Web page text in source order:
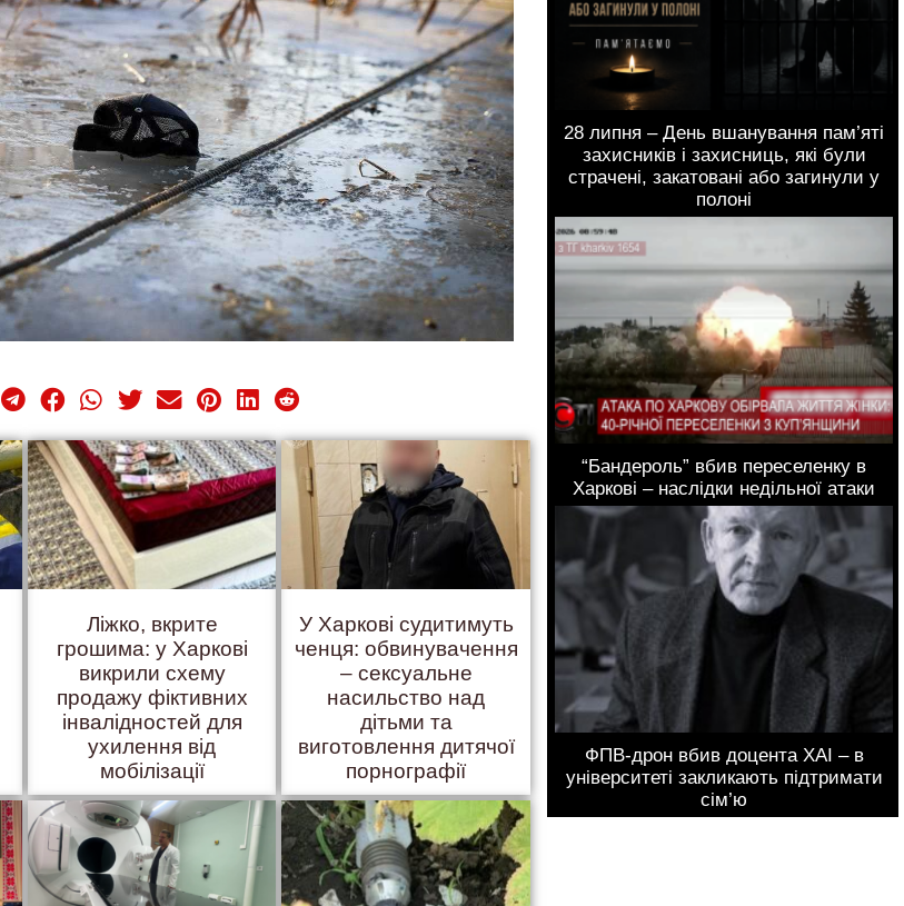
Ліжко, вкрите
грошима: у Харкові
викрили схему
продажу фіктивних
інвалідностей для
ухилення від
мобілізації
У Харкові судитимуть
ченця: обвинувачення
– сексуальне
насильство над
дітьми та
виготовлення дитячої
порнографії
28 липня – День вшанування пам’яті
захисників і захисниць, які були
страчені, закатовані або загинули у
полоні
“Бандероль” вбив переселенку в
Харкові – наслідки недільної атаки
ФПВ-дрон вбив доцента ХАІ – в
університеті закликають підтримати
сім’ю